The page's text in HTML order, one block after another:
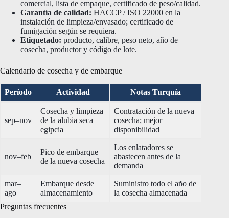
comercial, lista de empaque, certificado de peso/calidad.
Garantía de calidad: HACCP / ISO 22000 en la
instalación de limpieza/envasado; certificado de
fumigación según se requiera.
Etiquetado: producto, calibre, peso neto, año de
cosecha, productor y código de lote.
Calendario de cosecha y de embarque
Período Actividad Notas Turquía
sep–nov
Cosecha y limpieza
de la alubia seca
egipcia
Contratación de la nueva
cosecha; mejor
disponibilidad
nov–feb
Pico de embarque
de la nueva cosecha
Los enlatadores se
abastecen antes de la
demanda
mar–
ago
Embarque desde
almacenamiento
Suministro todo el año de
la cosecha almacenada
Preguntas frecuentes